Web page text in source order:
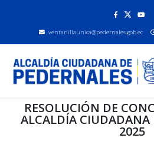
ventanillaunica@pedernales.gob.ec
RESOLUCIÓN DE
ALCALDÍA CIUDADANA
2025